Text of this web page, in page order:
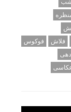
شب
فلاش
فوکوس